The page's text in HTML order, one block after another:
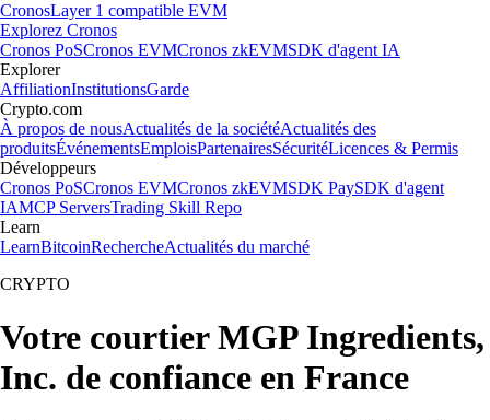
CronosLayer 1 compatible EVM
Explorez Cronos
Cronos PoSCronos EVMCronos zkEVMSDK d'agent IA
Explorer
AffiliationInstitutionsGarde
Crypto.com
À propos de nousActualités de la sociétéActualités des
produitsÉvénementsEmploisPartenairesSécuritéLicences & Permis
Développeurs
Cronos PoSCronos EVMCronos zkEVMSDK PaySDK d'agent
IAMCP ServersTrading Skill Repo
Learn
LearnBitcoinRechercheActualités du marché
CRYPTO
Votre courtier MGP Ingredients,
Inc. de confiance en France